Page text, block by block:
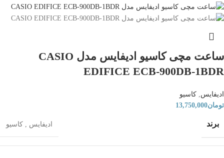
ساعت مچی کاسیو ادیفایس مدل CASIO
EDIFICE ECB-900DB-1BDR
ادیفایس کاسیو
تومان13,750,000
برند ادیفایس کاسیو